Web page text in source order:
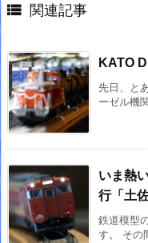
 関連記事
KATO
先日、と
ーゼル機
いま熱
行「土佐
鉄道模型
す。 その